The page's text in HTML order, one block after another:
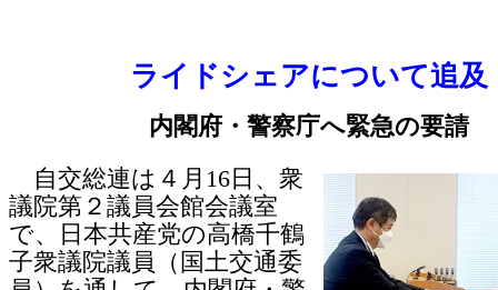
ライドシェアについて追及
内閣府・警察庁へ緊急の要請
自交総連は４月16日、衆
議院第２議員会館会議室
で、日本共産党の高橋千鶴
子衆議院議員（国土交通委